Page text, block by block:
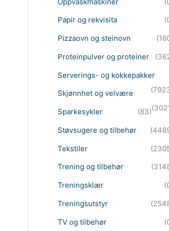
Papir og rekvisita
Pizzaovn og steinovn
Proteinpulver og proteiner
Serverings- og kokkepakker
Skjønnhet og velvære
Sparkesykler
(83)
Støvsugere og tilbehør
Tekstiler
Trening og tilbehør
Treningsklær
Treningsutstyr
TV og tilbehør